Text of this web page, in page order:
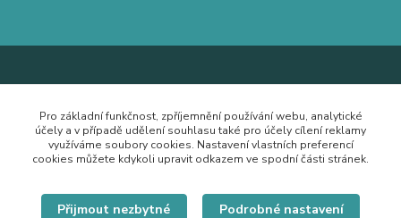
Pro základní funkčnost, zpříjemnění používání webu, analytické
účely a v případě udělení souhlasu také pro účely cílení reklamy
využíváme soubory cookies. Nastavení vlastních preferencí
cookies můžete kdykoli upravit odkazem ve spodní části stránek.
Přijmout nezbytné Podrobné nastavení